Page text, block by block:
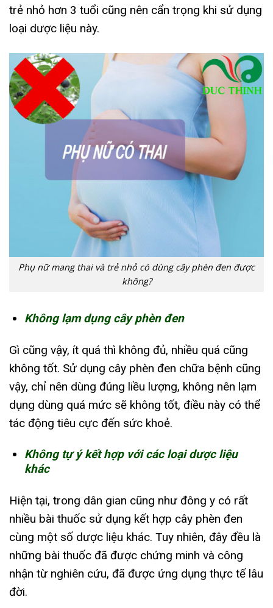
trẻ nhỏ hơn 3 tuổi cũng nên cẩn trọng khi sử dụng
loại dược liệu này.
Phụ nữ mang thai và trẻ nhỏ có dùng cây phèn đen được
không?
Không lạm dụng cây phèn đen
Gì cũng vậy, ít quá thì không đủ, nhiều quá cũng
không tốt. Sử dụng cây phèn đen chữa bệnh cũng
vậy, chỉ nên dùng đúng liều lượng, không nên lạm
dụng dùng quá mức sẽ không tốt, điều này có thể
tác động tiêu cực đến sức khoẻ.
Không tự ý kết hợp với các loại dược liệu
khác
Hiện tại, trong dân gian cũng như đông y có rất
nhiều bài thuốc sử dụng kết hợp cây phèn đen
cùng một số dược liệu khác. Tuy nhiên, đây đều là
những bài thuốc đã được chứng minh và công
nhận từ nghiên cứu, đã được ứng dụng thực tế lâu
đời.